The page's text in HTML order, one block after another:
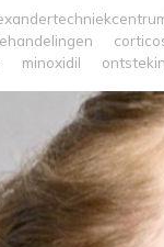
minoxidil